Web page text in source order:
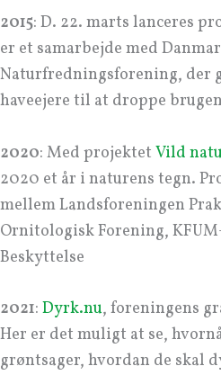
2015: D. 22. marts lanceres
er et samarbejde med
Naturfredningsforening, der
haveejere til at droppe
2020: Med projektet Vild
2020 et år i naturens tegn.
mellem Landsforeningen
Ornitologisk Forening,
Beskyttelse
2021: Dyrk.nu, foreningens
Her er det muligt at se,
grøntsager, hvordan de skal